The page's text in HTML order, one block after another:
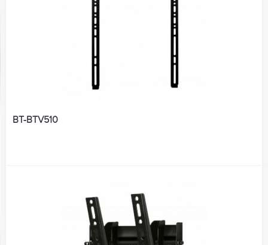
BT-BTV510